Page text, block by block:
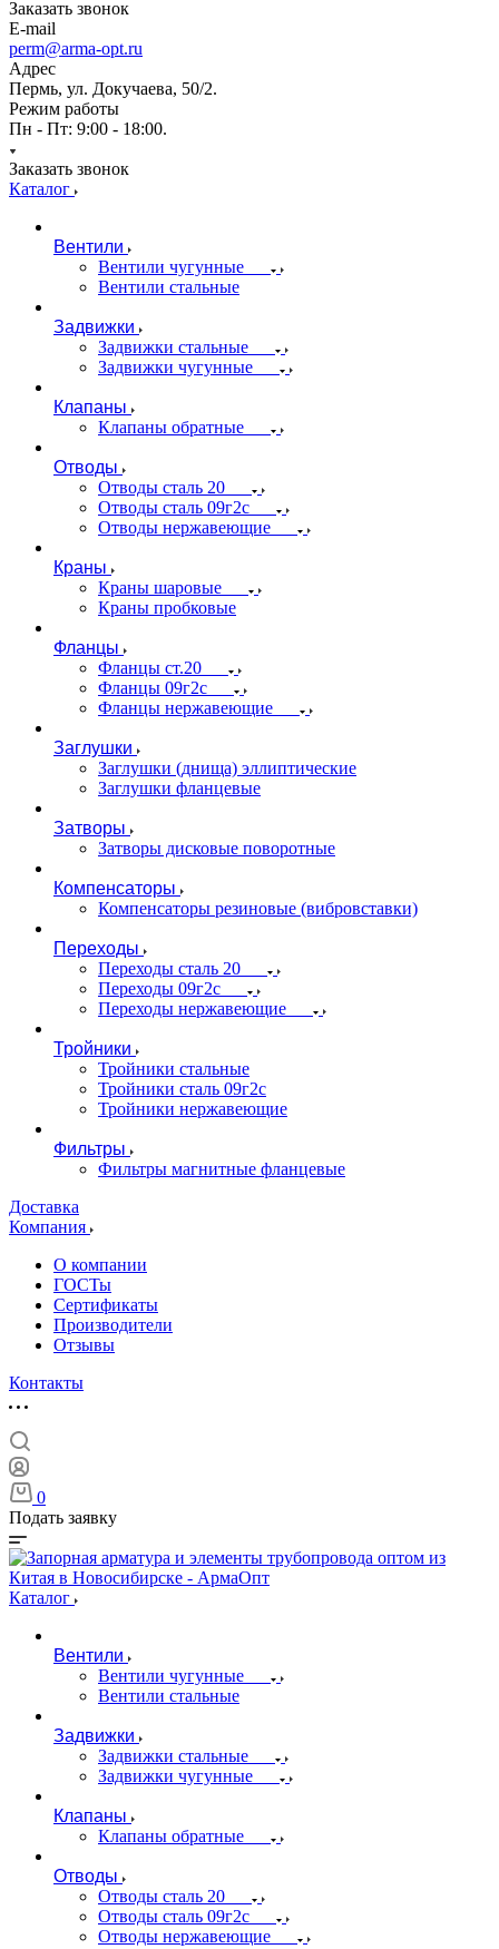
Заказать звонок
E-mail
perm@arma-opt.ru
Адрес
Пермь, ул. Докучаева, 50/2.
Режим работы
Пн - Пт: 9:00 - 18:00.
Заказать звонок
Каталог
Вентили
Вентили чугунные
Вентили стальные
Задвижки
Задвижки стальные
Задвижки чугунные
Клапаны
Клапаны обратные
Отводы
Отводы сталь 20
Отводы сталь 09г2с
Отводы нержавеющие
Краны
Краны шаровые
Краны пробковые
Фланцы
Фланцы ст.20
Фланцы 09г2с
Фланцы нержавеющие
Заглушки
Заглушки (днища) эллиптические
Заглушки фланцевые
Затворы
Затворы дисковые поворотные
Компенсаторы
Компенсаторы резиновые (вибровставки)
Переходы
Переходы сталь 20
Переходы 09г2с
Переходы нержавеющие
Тройники
Тройники стальные
Тройники сталь 09г2с
Тройники нержавеющие
Фильтры
Фильтры магнитные фланцевые
Доставка
Компания
О компании
ГОСТы
Сертификаты
Производители
Отзывы
Контакты
0
Подать заявку
Каталог
Вентили
Вентили чугунные
Вентили стальные
Задвижки
Задвижки стальные
Задвижки чугунные
Клапаны
Клапаны обратные
Отводы
Отводы сталь 20
Отводы сталь 09г2с
Отводы нержавеющие